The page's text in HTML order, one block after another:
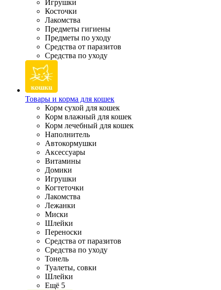
Игрушки
Косточки
Лакомства
Предметы гигиены
Предметы по уходу
Средства от паразитов
Средства по уходу
Товары и корма для кошек
Корм сухой для кошек
Корм влажный для кошек
Корм лечебный для кошек
Наполнитель
Автокормушки
Аксессуары
Витамины
Домики
Игрушки
Когтеточки
Лакомства
Лежанки
Миски
Шлейки
Переноски
Средства от паразитов
Средства по уходу
Тонель
Туалеты, совки
Шлейки
Ещё 5